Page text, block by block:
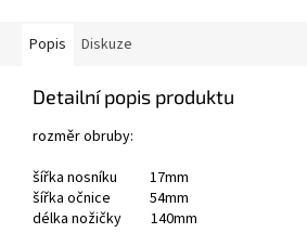
Popis Diskuze
Detailní popis produktu
rozměr obruby:
šířka nosníku 17mm
šířka očnice 54mm
délka nožičky 140mm